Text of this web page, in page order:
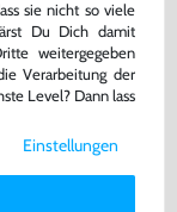
& Lite 3000er
sie nicht so viele
Du Dich damit
weitergegeben
Verarbeitung der
Level? Dann lass
Cookies und
Daten­schutz­
Einstellungen